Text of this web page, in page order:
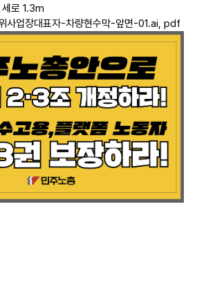
로 1.3m
사업장대표자-차량현수막-앞면-01.ai, pdf